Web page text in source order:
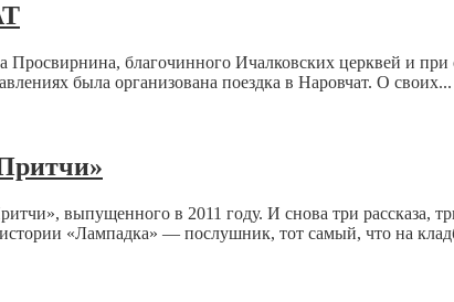
благочинного Ичалковских церквей и
была организована поездка в Наровчат. О своих...
выпущенного в 2011 году. И снова три рассказа,
«Лампадка» — послушник, тот самый, что на